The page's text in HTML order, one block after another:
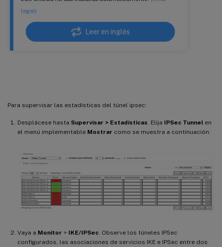
legal)
Leer en inglés
Para supervisar las estadísticas del túnel ipsec:
Desplácese hasta Supervisar > Estadísticas . Elija IPSec Tunnel en
el menú implementable Mostrar como se muestra a continuación:
Vaya a Monitor > IKE/IPSec . Observe los túneles IPSec
configurados, las asociaciones de servicios IKE e IPSec entre dos